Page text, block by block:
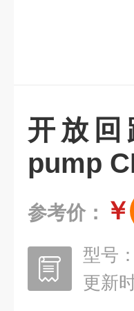
开放
pump
参考价： ￥
型号：
更新